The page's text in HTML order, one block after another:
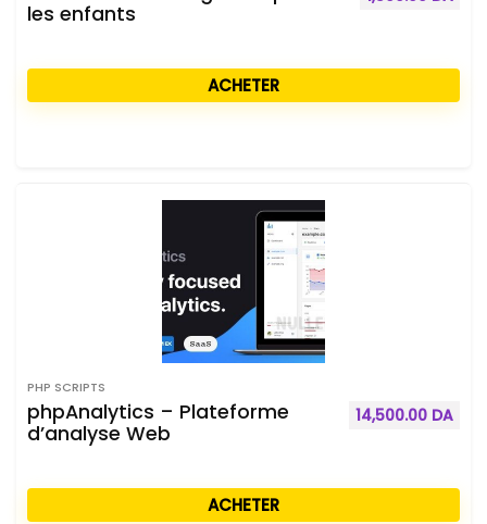
les enfants
ACHETER
PHP SCRIPTS
phpAnalytics – Plateforme
d’analyse Web
14,500.00 DA
ACHETER